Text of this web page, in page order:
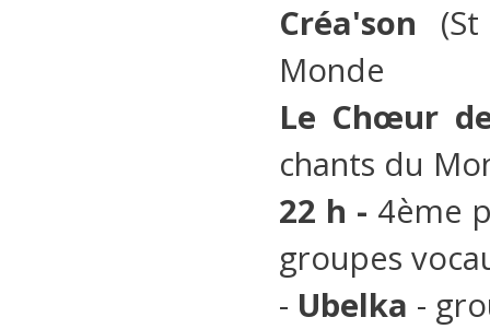
Créa'son
Monde
Le Chœur
chants du
22 h - 4ème
groupes
- Ubelka -